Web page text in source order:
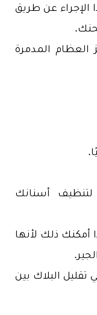
الإجراء عن طريق
العظام المدمرة
أسنانك
أمكنك ذلك لأنها
البلاك بين